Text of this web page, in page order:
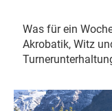
Was für ein
Akrobatik, Witz